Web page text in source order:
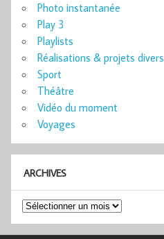
Photo instantanée
Play 3
Playlists
Réalisations & projets divers
Sport
Théâtre
Vidéo du moment
Voyages
ARCHIVES
Archives